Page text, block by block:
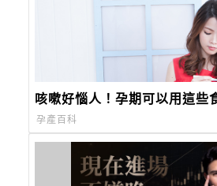
咳嗽好惱人！孕期可以用這些
孕產百科